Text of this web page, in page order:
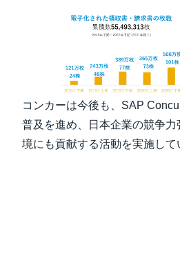
コンカーは今後も、SAP
普及を進め、日本企業の競争
境にも貢献する活動を実施して